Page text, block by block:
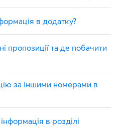
в додатку?
пропозиції та де побачити
за іншими номерами в
в розділі